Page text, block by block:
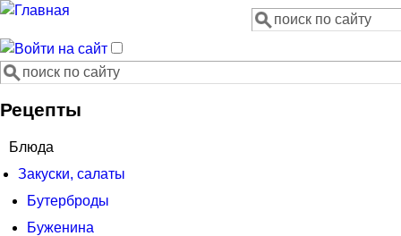
Форма поиска
Поиск
Форма поиска
Поиск
Рецепты
Блюда
Закуски, салаты
Бутерброды
Буженина